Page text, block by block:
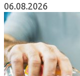
06.08.2026